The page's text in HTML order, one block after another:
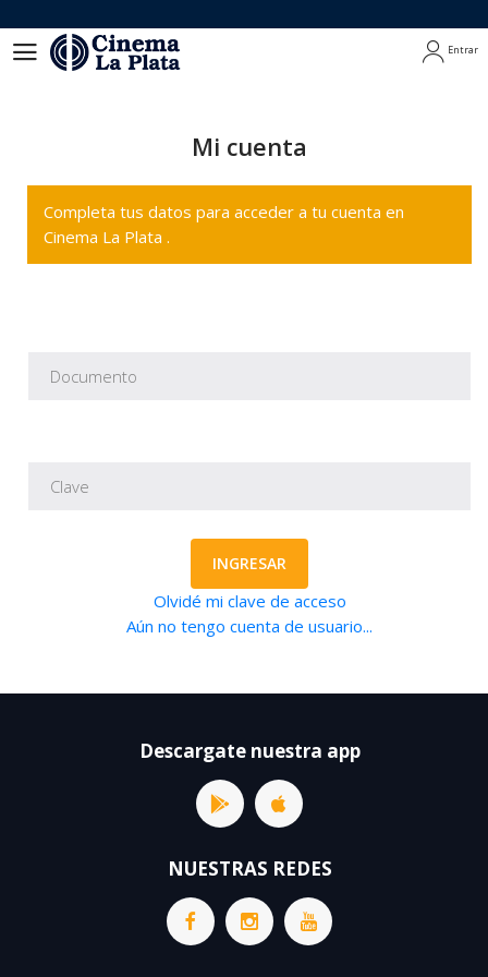
Entrar
Mi cuenta
Completa tus datos para acceder a tu cuenta en
Cinema La Plata .
INGRESAR
Olvidé mi clave de acceso
Aún no tengo cuenta de usuario...
Descargate nuestra app
NUESTRAS REDES